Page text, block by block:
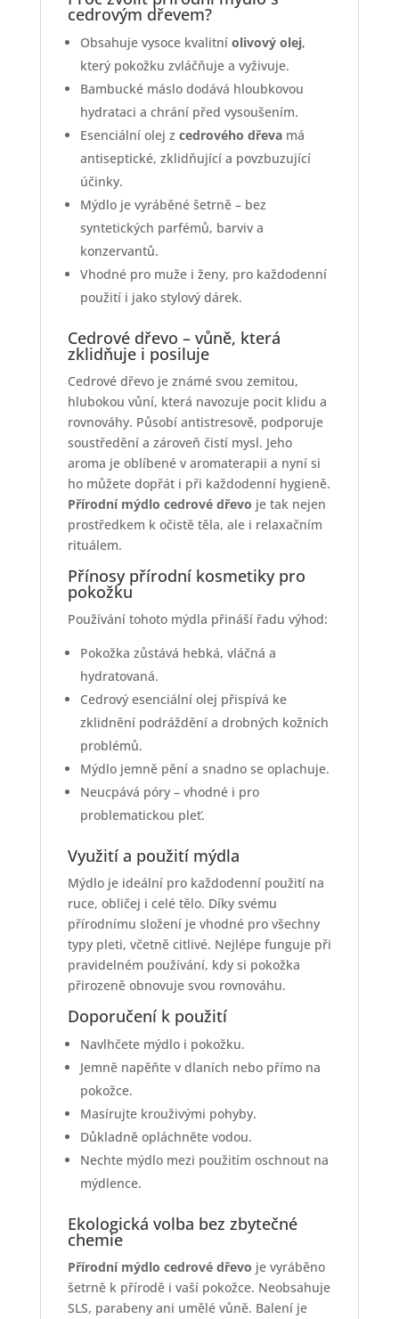
cedrovým dřevem?
Obsahuje vysoce kvalitní olivový olej,
který pokožku zvláčňuje a vyživuje.
Bambucké máslo dodává hloubkovou
hydrataci a chrání před vysoušením.
Esenciální olej z cedrového dřevamá
antiseptické, zklidňující a povzbuzující
účinky.
Mýdlo je vyráběné šetrně – bez
syntetických parfémů, barviv a
konzervantů.
Vhodné pro muže i ženy, pro každodenní
použití i jako stylový dárek.
Cedrové dřevo – vůně, která
zklidňuje i posiluje
Cedrové dřevo je známé svou zemitou,
hlubokou vůní, která navozuje pocit klidu a
rovnováhy. Působí antistresově, podporuje
soustředění a zároveň čistí mysl. Jeho
aroma je oblíbené v aromaterapii a nyní si
ho můžete dopřát i při každodenní hygieně.
Přírodní mýdlo cedrové dřevo je tak nejen
prostředkem k očistě těla, ale i relaxačním
rituálem.
Přínosy přírodní kosmetiky pro
pokožku
Používání tohoto mýdla přináší řadu výhod:
Pokožka zůstává hebká, vláčná a
hydratovaná.
Cedrový esenciální olej přispívá ke
zklidnění podráždění a drobných kožních
problémů.
Mýdlo jemně pění a snadno se oplachuje.
Neucpává póry – vhodné i pro
problematickou pleť.
Využití a použití mýdla
Mýdlo je ideální pro každodenní použití na
ruce, obličej i celé tělo. Díky svému
přírodnímu složení je vhodné pro všechny
typy pleti, včetně citlivé. Nejlépe funguje při
pravidelném používání, kdy si pokožka
přirozeně obnovuje svou rovnováhu.
Doporučení k použití
Navlhčete mýdlo i pokožku.
Jemně napěňte v dlaních nebo přímo na
pokožce.
Masírujte krouživými pohyby.
Důkladně opláchněte vodou.
Nechte mýdlo mezi použitím oschnout na
mýdlence.
Ekologická volba bez zbytečné
chemie
Přírodní mýdlo cedrové dřevo je vyráběno
šetrně k přírodě i vaší pokožce. Neobsahuje
SLS, parabeny ani umělé vůně. Balení je